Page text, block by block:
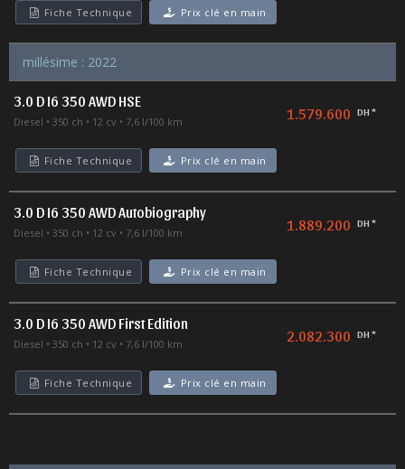
Fiche Technique Prix clé en main
millésime : 2022
3.0 D I6 350 AWD HSE
Diesel 350 ch 12 cv 7,6 l/100 km 1.579.600 DH *
Fiche Technique Prix clé en main
3.0 D I6 350 AWD Autobiography
Diesel 350 ch 12 cv 7,6 l/100 km 1.889.200 DH *
Fiche Technique Prix clé en main
3.0 D I6 350 AWD First Edition
Diesel 350 ch 12 cv 7,6 l/100 km 2.082.300 DH *
Fiche Technique Prix clé en main